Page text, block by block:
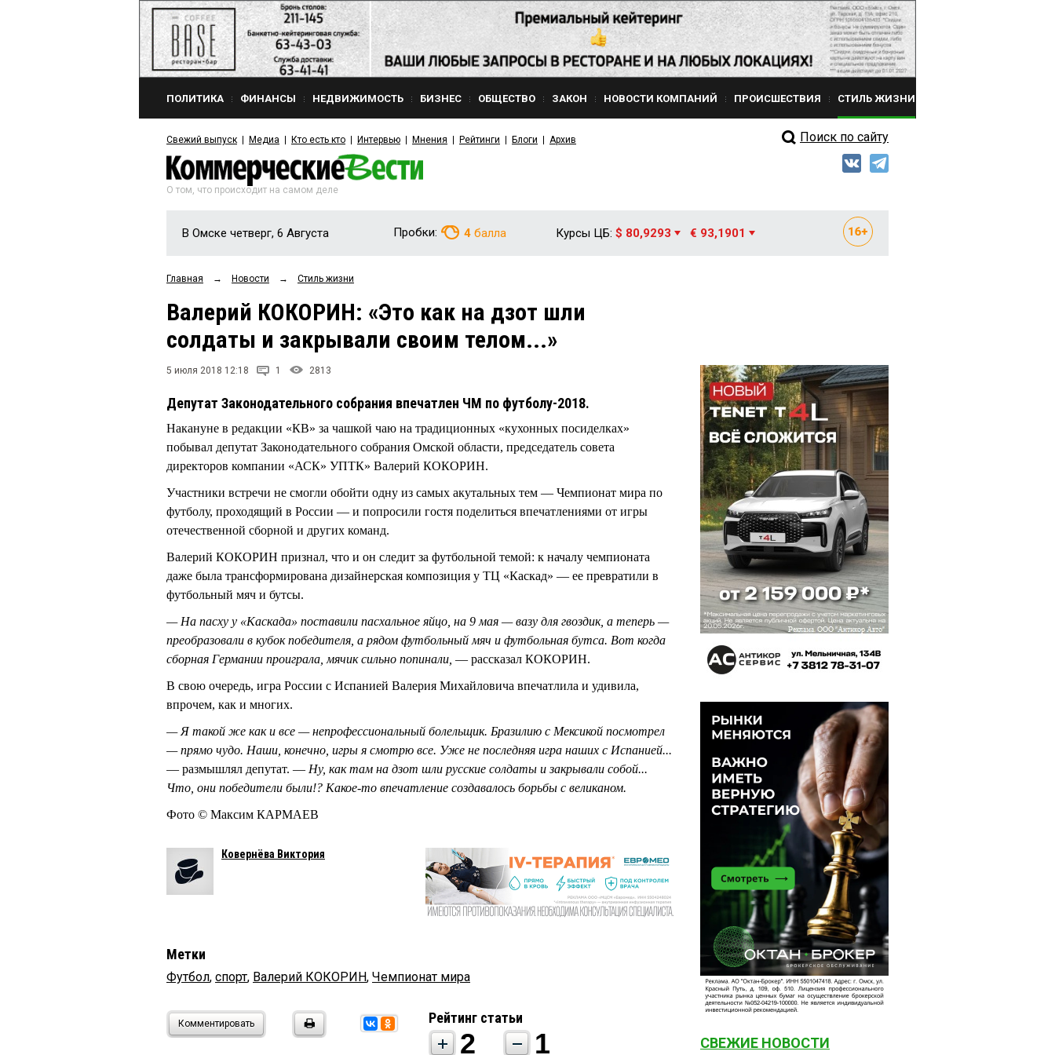
ПОЛИТИКА ФИНАНСЫ НЕДВИЖИМОСТЬ БИЗНЕС ОБЩЕСТВО ЗАКОН НОВОСТИ КОМПАНИЙ ПРОИСШЕСТВИЯ СТИЛЬ ЖИЗНИ
Свежий выпуск Медиа Кто есть кто Интервью Мнения Рейтинги Блоги Архив Поиск по сайту
О том, что происходит на самом деле
В Омске четверг, 6 Августа Пробки: 4 балла Курсы ЦБ: $ 80,9293 € 93,1901
Главная → Новости → Стиль жизни
Валерий КОКОРИН: «Это как на дзот шли
солдаты и закрывали своим телом...»
5 июля 2018 12:18 1 2813
Депутат Законодательного собрания впечатлен ЧМ по футболу-2018.
Накануне в редакции «КВ» за чашкой чаю на традиционных «кухонных посиделках»
побывал депутат Законодательного собрания Омской области, председатель совета
директоров компании «АСК» УПТК» Валерий КОКОРИН.
Участники встречи не смогли обойти одну из самых акутальных тем — Чемпионат мира по
футболу, проходящий в России — и попросили гостя поделиться впечатлениями от игры
отечественной сборной и других команд.
Валерий КОКОРИН признал, что и он следит за футбольной темой: к началу чемпионата
даже была трансформирована дизайнерская композиция у ТЦ «Каскад» — ее превратили в
футбольный мяч и бутсы.
— На пасху у «Каскада» поставили пасхальное яйцо, на 9 мая — вазу для гвоздик, а теперь —
преобразовали в кубок победителя, а рядом футбольный мяч и футбольная бутса. Вот когда
сборная Германии проиграла, мячик сильно попинали, — рассказал КОКОРИН.
В свою очередь, игра России с Испанией Валерия Михайловича впечатлила и удивила,
впрочем, как и многих.
— Я такой же как и все — непрофессиональный болельщик. Бразилию с Мексикой посмотрел
— прямо чудо. Наши, конечно, игры я смотрю все. Уже не последняя игра наших с Испанией...
— размышлял депутат. — Ну, как там на дзот шли русские солдаты и закрывали собой...
Что, они победители были!? Какое-то впечатление создавалось борьбы с великаном.
Фото © Максим КАРМАЕВ
Ковернёва Виктория
Метки
Футбол, спорт, Валерий КОКОРИН, Чемпионат мира
Комментировать Рейтинг статьи
2 1 СВЕЖИЕ НОВОСТИ